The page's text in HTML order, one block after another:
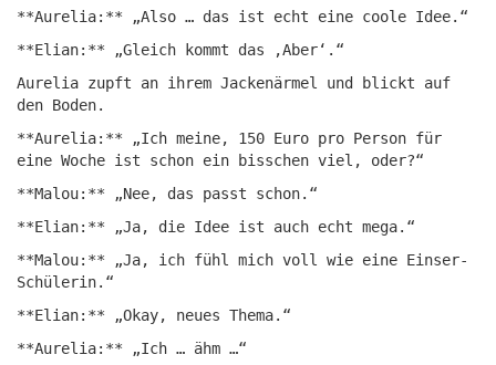
**Aurelia:** „Also … das ist echt eine coole Idee.“
**Elian:** „Gleich kommt das ‚Aber‘.“
Aurelia zupft an ihrem Jackenärmel und blickt auf
den Boden.
**Aurelia:** „Ich meine, 150 Euro pro Person für
eine Woche ist schon ein bisschen viel, oder?“
**Malou:** „Nee, das passt schon.“
**Elian:** „Ja, die Idee ist auch echt mega.“
**Malou:** „Ja, ich fühl mich voll wie eine Einser-
Schülerin.“
**Elian:** „Okay, neues Thema.“
**Aurelia:** „Ich … ähm …“